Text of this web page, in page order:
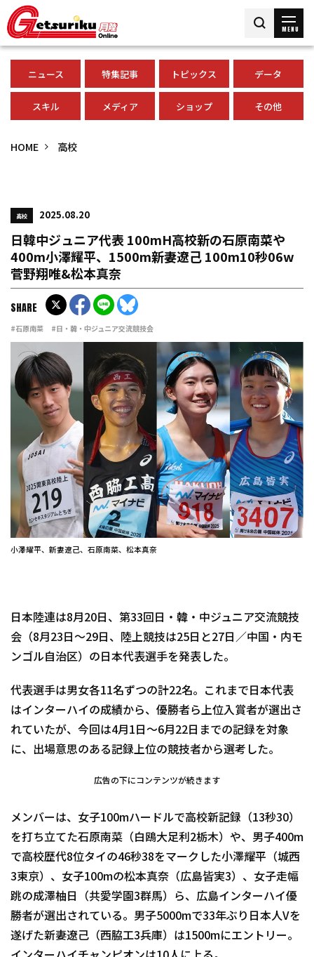
MENU
ニュース 特集記事 トピックス データ
スキル メディア ショップ その他
HOME 高校
高校 2025.08.20
日韓中ジュニア代表 100mH高校新の石原南菜や
400m小澤耀平、1500m新妻遼己 100m10秒06w
菅野翔唯&松本真奈
#石原南菜 #日・韓・中ジュニア交流競技会
SHARE
小澤耀平、新妻遼己、石原南菜、松本真奈
日本陸連は8月20日、第33回日・韓・中ジュニア交流競技
会（8月23日～29日、陸上競技は25日と27日／中国・内モ
ンゴル自治区）の日本代表選手を発表した。
代表選手は男女各11名ずつの計22名。これまで日本代表
はインターハイの成績から、優勝者ら上位入賞者が選出さ
れていたが、今回は4月1日～6月22日までの記録を対象
に、出場意思のある記録上位の競技者から選考した。
広告の下にコンテンツが続きます
メンバーは、女子100mハードルで高校新記録（13秒30）
を打ち立てた石原南菜（白鴎大足利2栃木）や、男子400m
で高校歴代8位タイの46秒38をマークした小澤耀平（城西
3東京）、女子100mの松本真奈（広島皆実3）、女子走幅
跳の成澤柚日（共愛学園3群馬）ら、広島インターハイ優
勝者が選出されている。男子5000mで33年ぶり日本人Vを
遂げた新妻遼己（西脇工3兵庫）は1500mにエントリー。